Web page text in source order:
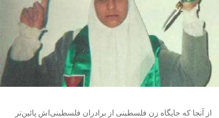
از آنجا که جایگاه زن فلسطینی از برادران فلسطینی‌اش پائین‌تر